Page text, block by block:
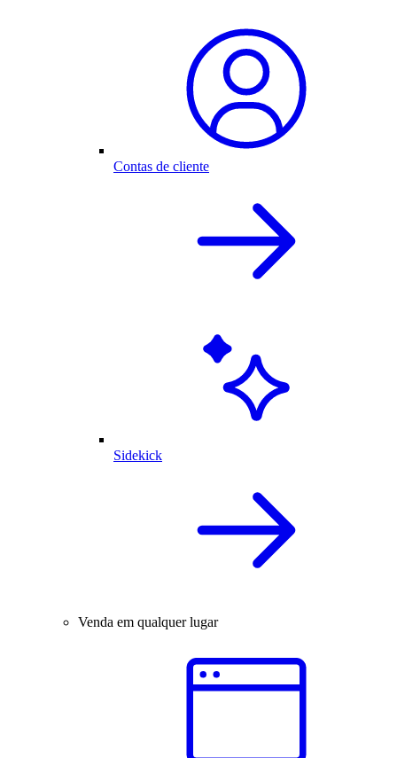
Contas de cliente
Sidekick
Venda em qualquer lugar